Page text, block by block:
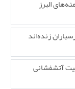
البرز
زنده‌اند
آتشفشانی